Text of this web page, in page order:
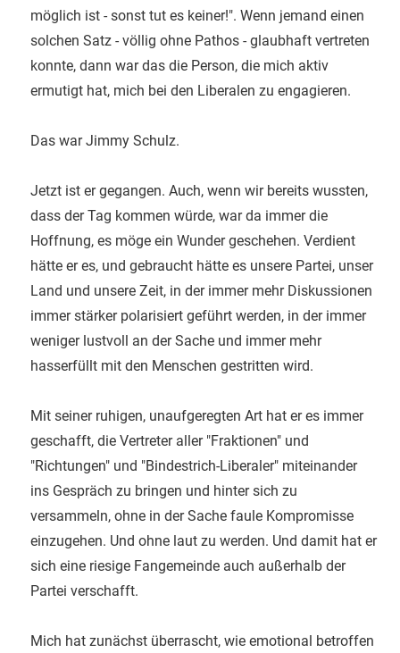
möglich ist - sonst tut es keiner!". Wenn jemand einen
solchen Satz - völlig ohne Pathos - glaubhaft vertreten
konnte, dann war das die Person, die mich aktiv
ermutigt hat, mich bei den Liberalen zu engagieren.
Das war Jimmy Schulz.
Jetzt ist er gegangen. Auch, wenn wir bereits wussten,
dass der Tag kommen würde, war da immer die
Hoffnung, es möge ein Wunder geschehen. Verdient
hätte er es, und gebraucht hätte es unsere Partei, unser
Land und unsere Zeit, in der immer mehr Diskussionen
immer stärker polarisiert geführt werden, in der immer
weniger lustvoll an der Sache und immer mehr
hasserfüllt mit den Menschen gestritten wird.
Mit seiner ruhigen, unaufgeregten Art hat er es immer
geschafft, die Vertreter aller "Fraktionen" und
"Richtungen" und "Bindestrich-Liberaler" miteinander
ins Gespräch zu bringen und hinter sich zu
versammeln, ohne in der Sache faule Kompromisse
einzugehen. Und ohne laut zu werden. Und damit hat er
sich eine riesige Fangemeinde auch außerhalb der
Partei verschafft.
Mich hat zunächst überrascht, wie emotional betroffen